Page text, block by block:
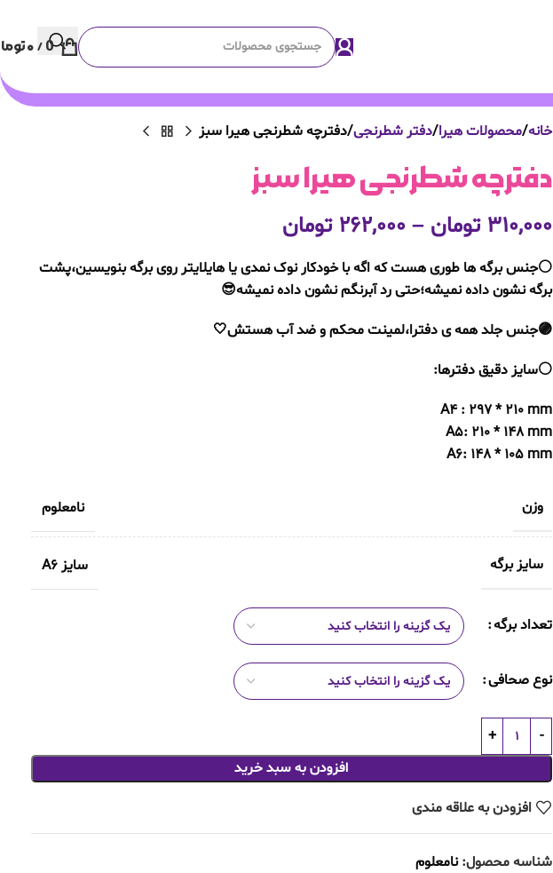
0
/۰
خانه محصولات هیرا دفتر شطرنجی دفترچه شطرنجی هیرا سبز
دفترچه شطرنجی هیرا سبز
۳۱۰,۰۰۰ تومان – ۲۶۲,۰۰۰ تومان
⚪️جنس برگه ها طوری هست که اگه با خودکار نوک نمدی یا هایلایتر روی برگه بنویسین،پشت
برگه نشون داده نمیشه؛حتی رد آبرنگم نشون داده نمیشه😎
🟣جنس جلد همه ی دفترا،لمینت محکم و ضد آب هستش🤍
⚪️سایز دقیق دفترها:
A4 : 297 * 210 mm
A5: 210 * 148 mm
A6: 148 * 105 mm
وزن نامعلوم
سایز برگه سایز A6
تعداد برگه
نوع صحافی
افزودن به سبد خرید
افزودن به علاقه مندی
شناسه محصول:نامعلوم